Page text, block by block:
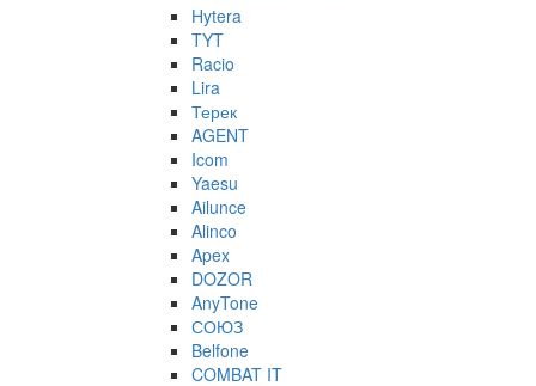
Hytera
TYT
Racio
Lira
Терек
AGENT
Icom
Yaesu
Ailunce
Alinco
Apex
DOZOR
AnyTone
СОЮЗ
Belfone
COMBAT IT